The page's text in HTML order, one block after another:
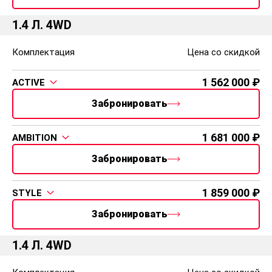
Тонировка задних стекол - 11 400 ₽
Наружные электрозеркала с обогревом и
Наружные электрозеркала с обогревом,
электроскладыванием и автоматическим
затемнением, внутрисалонное зеркало заднего вида
с автоматическим затемнением, датчик дождя/
света - 29 500 ₽
Антигравийная защита - 2 300 ₽
Черный потолок (для бежевого интерьера 0 ₽) - 4
Многофункциональное 3-спицевое кожаное рулевое
колесо - 7 800 ₽
Многофункциональное 3-спицевое кожаное рулевое
колесо c обогревом - 15 400 ₽
Накладки на порогах дверей - 3 800 ₽
Сетка в багажном отделении - 3 300 ₽
Система контроля дистанции Front Assist (без
адаптивного круиз-контроля) - 17 500 ₽
Индикатор непристегнутого ремня безопасности
1.4 Л. 4WD
Комплектация Цена со скидкой
ACTIVE 1 562 000
Забронировать
AMBITION 1 681 000
Забронировать
STYLE 1 859 000
Забронировать
1.4 Л. 4WD